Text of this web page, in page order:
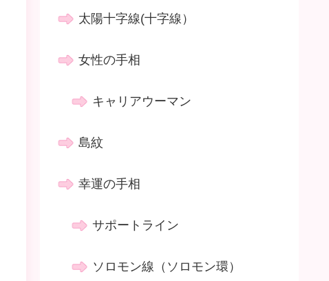
太陽十字線(十字線）
女性の手相
キャリアウーマン
島紋
幸運の手相
サポートライン
ソロモン線（ソロモン環）